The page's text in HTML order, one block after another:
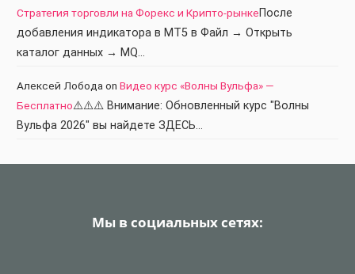
Стратегия торговли на Форекс и Крипто-рынкеПосле
добавления индикатора в МТ5 в Файл → Открыть
каталог данных → MQ…
Алексей Лобода on Видео курс «Волны Вульфа» —
Бесплатно⚠️⚠️⚠️ Внимание: Обновленный курс "Волны
Вульфа 2026" вы найдете ЗДЕСЬ…
Мы в социальных сетях: